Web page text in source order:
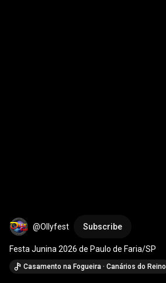
@Ollyfest Subscribe
Festa Junina 2026 de Paulo de Faria/SP
Casamento na Fogueira · Canários do Reino